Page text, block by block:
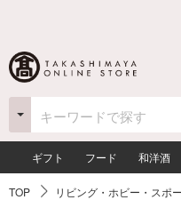
ギフト フード 和洋酒
TOP リビング・ホビー・スポ